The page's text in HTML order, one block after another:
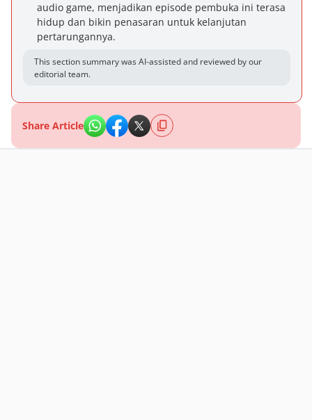
audio game, menjadikan episode pembuka ini terasa
hidup dan bikin penasaran untuk kelanjutan
pertarungannya.
This section summary was AI-assisted and reviewed by our
editorial team.
Share Article